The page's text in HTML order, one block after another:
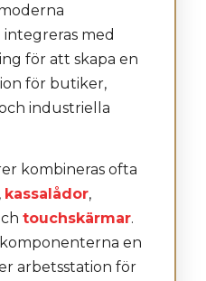
integreras med
för att skapa en
för butiker,
industriella
kombineras ofta
, kassalådor,
touchskärmar.
en
arbetsstation för